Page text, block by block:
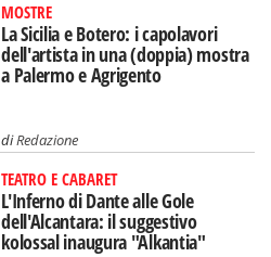
MOSTRE
La Sicilia e Botero: i capolavori
dell'artista in una (doppia) mostra
a Palermo e Agrigento
diRedazione
TEATRO E CABARET
L'Inferno di Dante alle Gole
dell'Alcantara: il suggestivo
kolossal inaugura "Alkantia"